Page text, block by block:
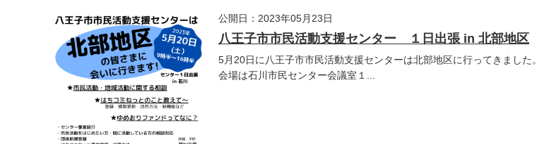
公開日：2023年05月23日
八王子市市民活動支援センター １日出張 in 北部地区
5月20日に八王子市市民活動支援センターは北部地区に行ってきました。
会場は石川市民センター会議室１...